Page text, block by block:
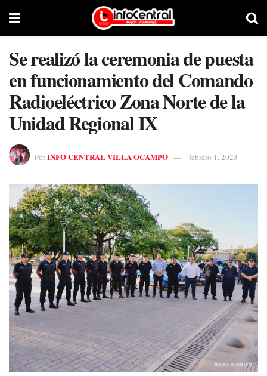
Se realizó la ceremonia de puesta
en funcionamiento del Comando
Radioeléctrico Zona Norte de la
Unidad Regional IX
PorINFO CENTRAL VILLA OCAMPO febrero 1, 2023